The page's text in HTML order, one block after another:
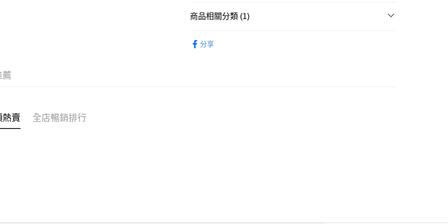
WeChat Pay
送貨方式
商品相關分類 (1)
分享
薦
賣 全店暢銷排行